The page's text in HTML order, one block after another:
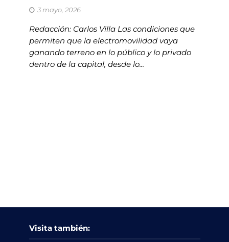
3 mayo, 2026
Redacción: Carlos Villa Las condiciones que
permiten que la electromovilidad vaya
ganando terreno en lo público y lo privado
dentro de la capital, desde lo...
Visita también: